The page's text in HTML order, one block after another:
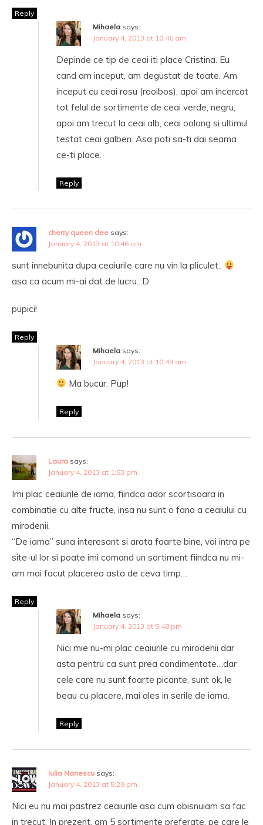
Reply
Mihaela says:
January 4, 2013 at 10:46 am
Depinde ce tip de ceai iti place Cristina. Eu
cand am inceput, am degustat de toate. Am
inceput cu ceai rosu (rooibos), apoi am incercat
tot felul de sortimente de ceai verde, negru,
apoi am trecut la ceai alb, ceai oolong si ultimul
testat ceai galben. Asa poti sa-ti dai seama
ce-ti place.
Reply
cherry queen dee says:
January 4, 2013 at 10:46 am
sunt innebunita dupa ceaiurile care nu vin la pliculet..
asa ca acum mi-ai dat de lucru..:D
pupici!
Reply
Mihaela says:
January 4, 2013 at 10:49 am
Ma bucur. Pup!
Reply
Laura says:
January 4, 2013 at 1:53 pm
Imi plac ceaiurile de iarna, fiindca ador scortisoara in
combinatie cu alte fructe, insa nu sunt o fana a ceaiului cu
mirodenii.
“De iarna” suna interesant si arata foarte bine, voi intra pe
site-ul lor si poate imi comand un sortiment fiindca nu mi-
am mai facut placerea asta de ceva timp…
Reply
Mihaela says:
January 4, 2013 at 5:48 pm
Nici mie nu-mi plac ceaiurile cu mirodenii dar
asta pentru ca sunt prea condimentate…dar
cele care nu sunt foarte picante, sunt ok, le
beau cu placere, mai ales in serile de iarna.
Reply
Iulia Nanescu says:
January 4, 2013 at 5:29 pm
Nici eu nu mai pastrez ceaiurile asa cum obisnuiam sa fac
in trecut. In prezent, am 5 sortimente preferate, pe care le